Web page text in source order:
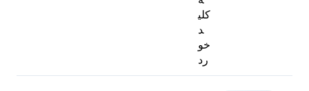
کلی
د
خو
رد